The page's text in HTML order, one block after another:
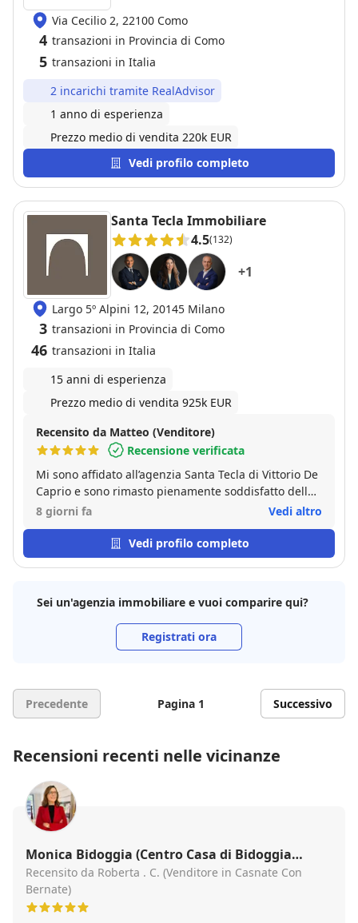
Via Cecilio 2, 22100 Como
4 transazioni in Provincia di Como
5 transazioni in Italia
2 incarichi tramite RealAdvisor
1 anno di esperienza
Prezzo medio di vendita 220k EUR
Vedi profilo completo
Santa Tecla Immobiliare
4.5(132)
+1
Largo 5º Alpini 12, 20145 Milano
3 transazioni in Provincia di Como
46 transazioni in Italia
15 anni di esperienza
Prezzo medio di vendita 925k EUR
Recensito da Matteo (Venditore)
Recensione verificata
Mi sono affidato all’agenzia Santa Tecla di Vittorio De
Caprio e sono rimasto pienamente soddisfatto della
sua competenza, professionalità e conoscenza del
attenta e lineare, con grande cura per le esigenze
del cliente ed anche delle controparti. Tempestivo e
serietà ed efficienza.
8 giorni fa Vedi altro
Vedi profilo completo
Sei un'agenzia immobiliare e vuoi comparire qui?
Registrati ora
Precedente Pagina 1 Successivo
Recensioni recenti nelle vicinanze
Monica Bidoggia (Centro Casa di Bidoggia
Monica & C. sas)
Recensito da Roberta . C. (Venditore in Casnate Con
Bernate)